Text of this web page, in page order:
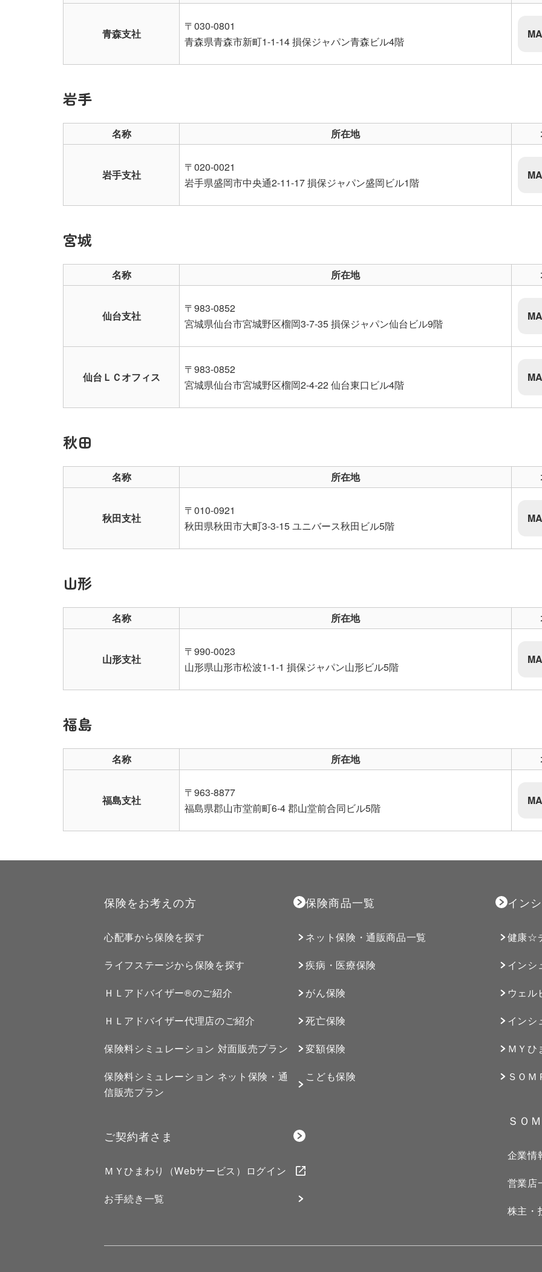
青森支社
〒030-0801
青森県青森市新町1-1-14 損保ジャパン青森ビル4階
岩手
名称 所在地
岩手支社
〒020-0021
岩手県盛岡市中央通2-11-17 損保ジャパン盛岡ビル1階
宮城
名称 所在地
仙台支社
〒983-0852
宮城県仙台市宮城野区榴岡3-7-35 損保ジャパン仙台ビル9階
仙台ＬＣオフィス
〒983-0852
宮城県仙台市宮城野区榴岡2-4-22 仙台東口ビル4階
秋田
名称 所在地
秋田支社
〒010-0921
秋田県秋田市大町3-3-15 ユニバース秋田ビル5階
山形
名称 所在地
山形支社
〒990-0023
山形県山形市松波1-1-1 損保ジャパン山形ビル5階
福島
名称 所在地
福島支社
〒963-8877
福島県郡山市堂前町6-4 郡山堂前合同ビル5階
保険をお考えの方
心配事から保険を探す
ライフステージから保険を探す
ＨＬアドバイザー®のご紹介
ＨＬアドバイザー代理店のご紹介
保険料シミュレーション 対面販売プラン
保険料シミュレーション ネット保険・通
信販売プラン
ご契約者さま
ＭＹひまわり（Webサービス）ログイン
お手続き一覧
保険商品一覧
ネット保険・通販商品一覧
疾病・医療保険
がん保険
死亡保険
変額保険
こども保険
イン
健康☆
インシ
ウェル
インシ
ＭＹひ
ＳＯ
ＳＯ
企業情
営業店
株主・